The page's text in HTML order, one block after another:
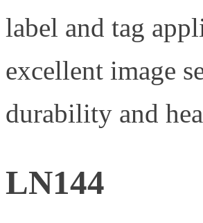
label and tag
excellent image
durability and
LN144